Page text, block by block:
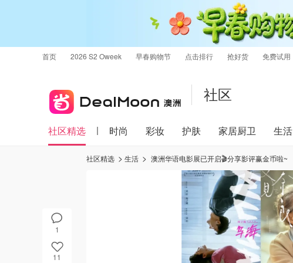
首页 2026 S2 Oweek 早春购物节 点击排行 抢好货 免费试用
社区
社区精选 时尚 彩妆 护肤 家居厨卫 生活
1
11
社区精选 生活 澳洲华语电影展已开启🎬分享影评赢金币啦~